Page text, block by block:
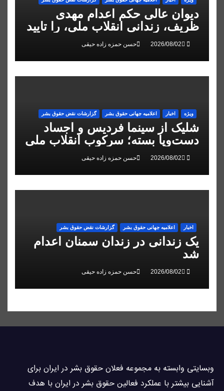
دیوان عالی حکم اعدام مهدی
ظریف، زندانی انقلاب ملی، را تایید
کرد
حسن حمزه زاده حیقی
ویژه اخبار اعلاميه جهانی حقوق بشر گزارشات نقض حقوق بشر
شلیک از سینما فردیس و اجساد
دست‌وپا بسته؛ سرکوب انقلاب ملی
در البرز
حسن حمزه زاده حیقی
اخبار اعلاميه جهانی حقوق بشر گزارشات نقض حقوق بشر
یک زندانی در زندان سمنان اعدام
شد
حسن حمزه زاده حیقی
وبسايتى وابسته به مجموعه فعلان حقوق بشر در ایران برای
آشنایی بيشتر با عملکرد فعالین حقوق بشر در ایران با هدف